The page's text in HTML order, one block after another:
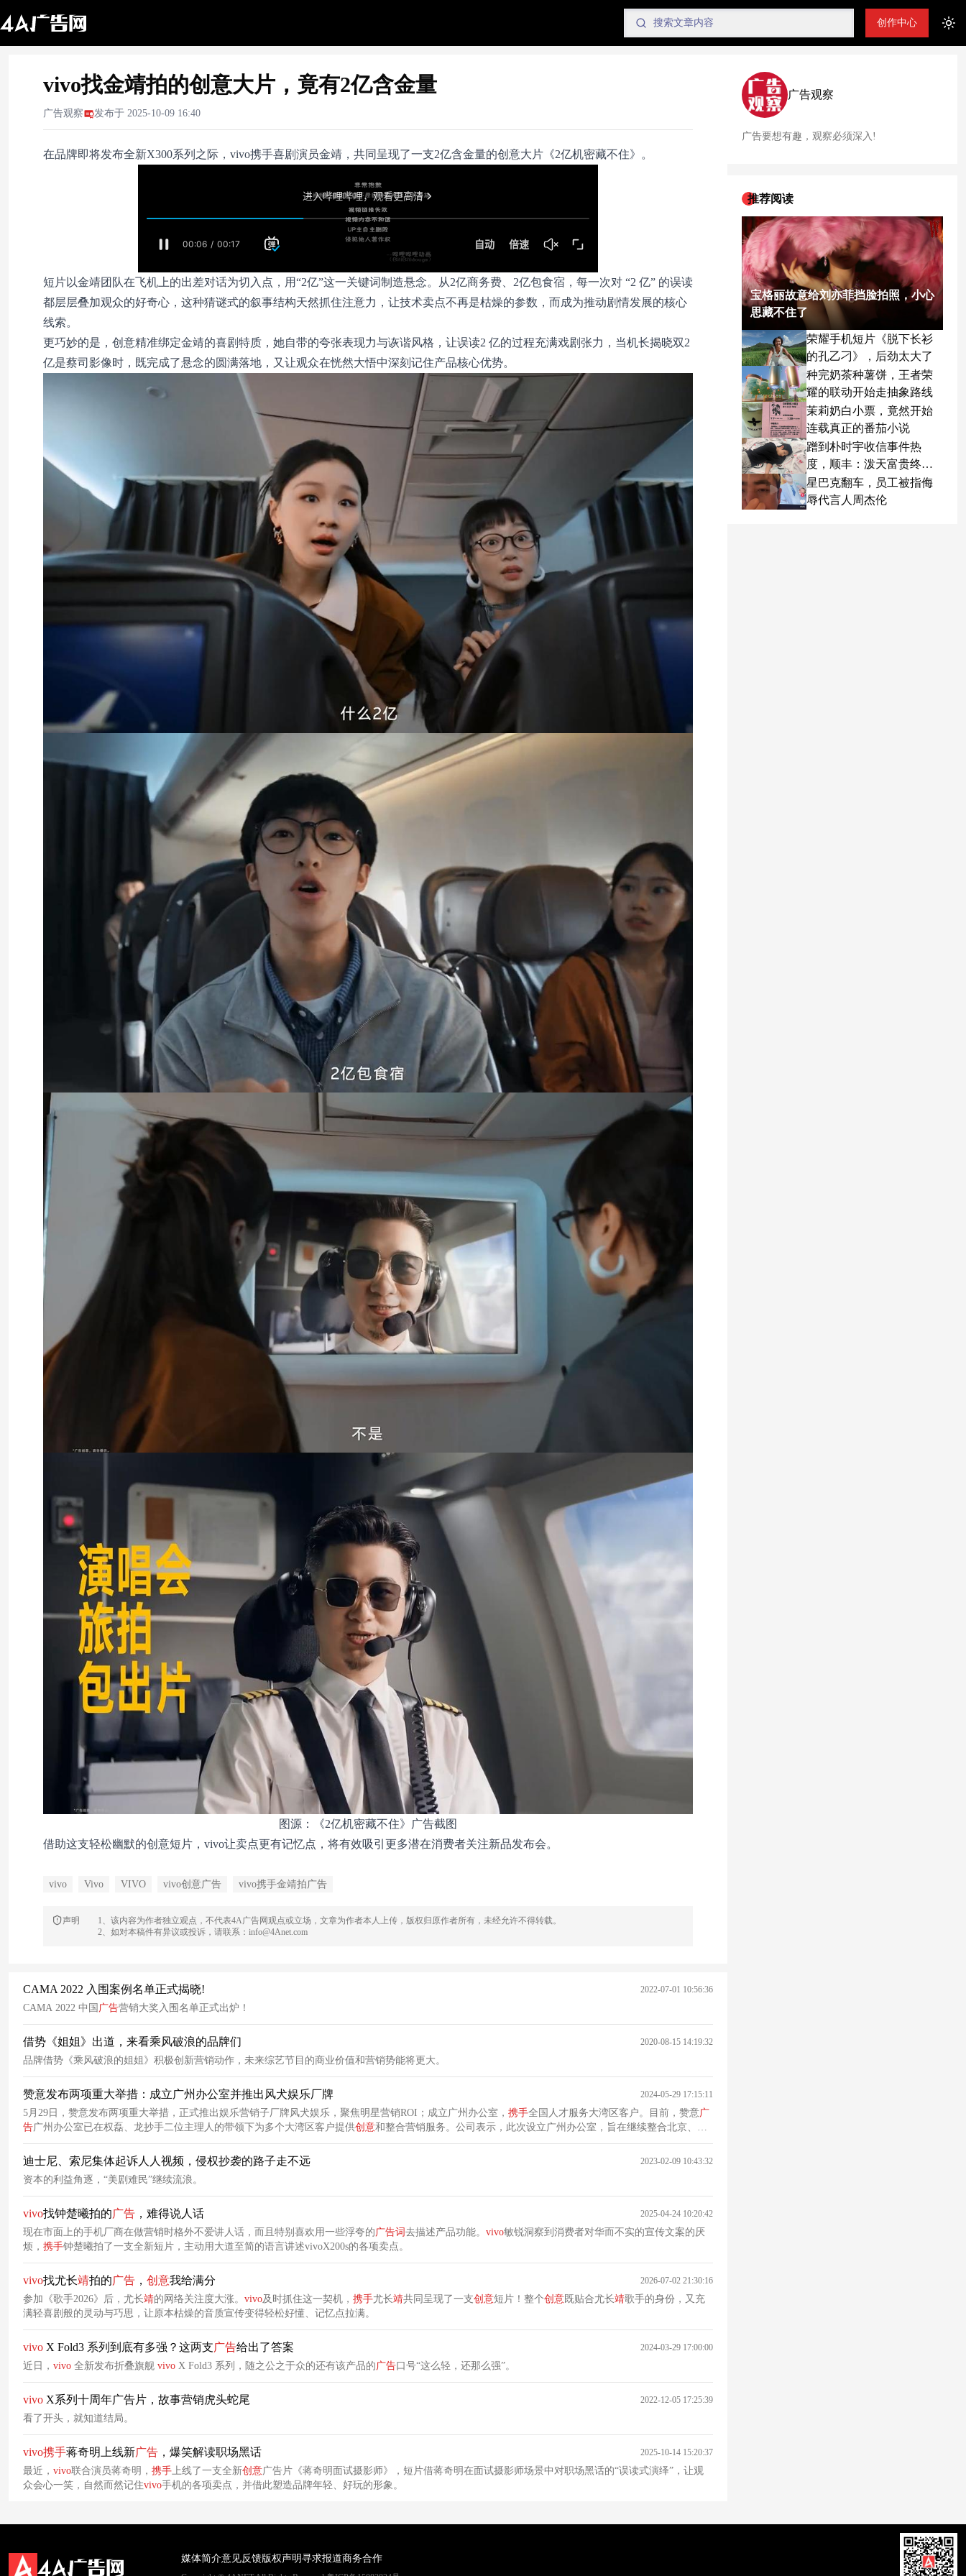
创作中心
vivo找金靖拍的创意大片，竟有2亿含金量
广告观察 发布于 2025-10-09 16:40
在品牌即将发布全新X300系列之际，vivo携手喜剧演员金靖，共同呈现了一支2亿含金量的创意大片《2亿机密藏不住》。
短片以金靖团队在飞机上的出差对话为切入点，用“2亿”这一关键词制造悬念。从2亿商务费、2亿包食宿，每一次对 “2 亿” 的误读
都层层叠加观众的好奇心，这种猜谜式的叙事结构天然抓住注意力，让技术卖点不再是枯燥的参数，而成为推动剧情发展的核心
线索。
更巧妙的是，创意精准绑定金靖的喜剧特质，她自带的夸张表现力与诙谐风格，让误读2 亿的过程充满戏剧张力，当机长揭晓双2
亿是蔡司影像时，既完成了悬念的圆满落地，又让观众在恍然大悟中深刻记住产品核心优势。
图源：《2亿机密藏不住》广告截图
借助这支轻松幽默的创意短片，vivo让卖点更有记忆点，将有效吸引更多潜在消费者关注新品发布会。
vivo Vivo VIVO vivo创意广告 vivo携手金靖拍广告
声明
1、该内容为作者独立观点，不代表4A广告网观点或立场，文章为作者本人上传，版权归原作者所有，未经允许不得转载。
2、如对本稿件有异议或投诉，请联系：info@4Anet.com
CAMA 2022 入围案例名单正式揭晓! 2022-07-01 10:56:36
CAMA 2022 中国 广告营销大奖入围名单正式出炉！
借势《姐姐》出道，来看乘风破浪的品牌们 2020-08-15 14:19:32
品牌借势《乘风破浪的姐姐》积极创新营销动作，未来综艺节目的商业价值和营销势能将更大。
赞意发布两项重大举措：成立广州办公室并推出风犬娱乐厂牌 2024-05-29 17:15:11
5月29日，赞意发布两项重大举措，正式推出娱乐营销子厂牌风犬娱乐，聚焦明星营销ROI；成立广州办公室， 携手全国人才服务大湾区客户。目前，赞意广
告广州办公室已在权磊、龙抄手二位主理人的带领下为多个大湾区客户提供创意和整合营销服务。公司表示，此次设立广州办公室，旨在继续整合北京、上
海、广州等地人才与资源，但以更在地和紧密的客户服务，提供内容增长解决方案。
迪士尼、索尼集体起诉人人视频，侵权抄袭的路子走不远 2023-02-09 10:43:32
资本的利益角逐，“美剧难民”继续流浪。
vivo找钟楚曦拍的广告 ，难得说人话 2025-04-24 10:20:42
现在市面上的手机厂商在做营销时格外不爱讲人话，而且特别喜欢用一些浮夸的 广告词 去描述产品功能。 vivo敏锐洞察到消费者对华而不实的宣传文案的厌
烦， 携手钟楚曦拍了一支全新短片，主动用大道至简的语言讲述vivoX200s的各项卖点。
vivo找尤长靖拍的广告 ， 创意我给满分 2026-07-02 21:30:16
参加《歌手2026》后，尤长靖的网络关注度大涨。 vivo及时抓住这一契机， 携手尤长靖共同呈现了一支创意短片！整个创意既贴合尤长靖歌手的身份，又充
满轻喜剧般的灵动与巧思，让原本枯燥的音质宣传变得轻松好懂、记忆点拉满。
vivo X Fold3 系列到底有多强？这两支广告给出了答案 2024-03-29 17:00:00
近日， vivo 全新发布折叠旗舰 vivo X Fold3 系列，随之公之于众的还有该产品的 广告口号“这么轻，还那么强”。
vivo X系列十周年广告片，故事营销虎头蛇尾 2022-12-05 17:25:39
看了开头，就知道结局。
vivo携手蒋奇明上线新广告 ，爆笑解读职场黑话 2025-10-14 15:20:37
最近， vivo联合演员蒋奇明， 携手 上线了一支全新创意广告片《蒋奇明面试摄影师》，短片借蒋奇明在面试摄影师场景中对职场黑话的“误读式演绎”，让观
众会心一笑，自然而然记住vivo手机的各项卖点，并借此塑造品牌年轻、好玩的形象。
广告观察
广告要想有趣，观察必须深入!
推荐阅读
宝格丽故意给刘亦菲挡脸拍照，小心
思藏不住了
荣耀手机短片《脱下长衫
的孔乙刁》，后劲太大了
种完奶茶种薯饼，王者荣
耀的联动开始走抽象路线
茉莉奶白小票，竟然开始
连载真正的番茄小说
蹭到朴时宇收信事件热
度，顺丰：泼天富贵终于
轮到我了
星巴克翻车，员工被指侮
辱代言人周杰伦
媒体简介意见反馈版权声明寻求报道商务合作